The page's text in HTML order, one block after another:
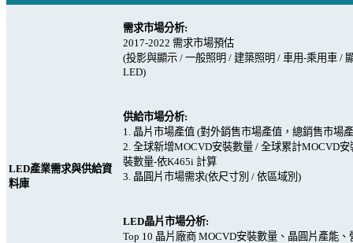
LED產業需求與供給資
料庫
需求市場分析:
2017-2022需求市場預估
(投影與顯示 /一般照明 /建築照明 / 車用-乘用車 /
LED)
供給市場分析:
1. 晶片市場產值 (對外銷售市場產值，總銷售市場
2.全球新增MOCVD安裝數量 /全球累計MOCVD安
裝數量-依K465i計算
3. 晶圓片市場需求(依尺寸別 /依區域別)
LED晶片市場分析:
Top 10 晶片廠商 MOCVD安裝數量、晶圓片產能、